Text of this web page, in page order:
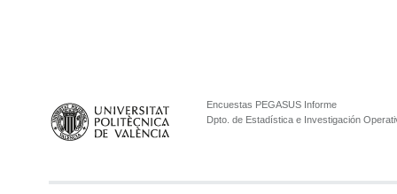
Encuestas PEGASUS Informe
Dpto. de Estadística e Investigación